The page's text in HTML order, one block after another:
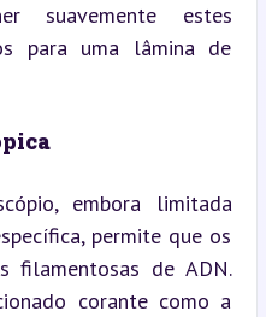
suavemente estes
para uma lâmina de
embora limitada
permite que os
filamentosas de ADN.
corante como a